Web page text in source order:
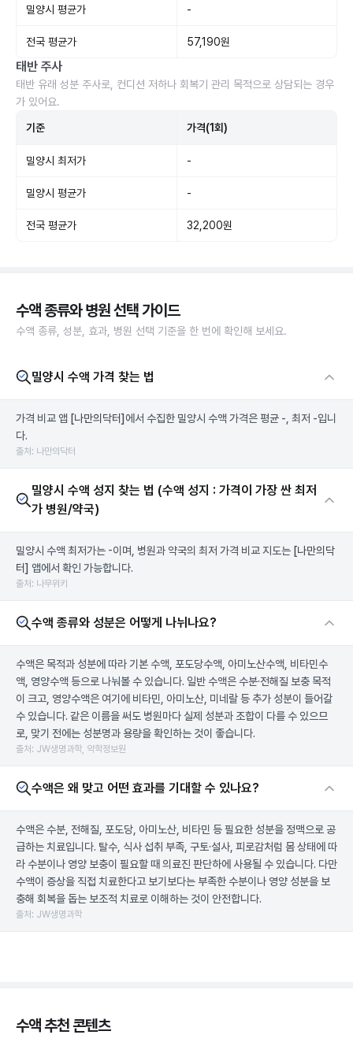
밀양시 평균가 -
전국 평균가 57,190원
태반 주사
태반 유래 성분 주사로, 컨디션 저하나 회복기 관리 목적으로 상담되는 경우
가 있어요.
기준 가격(1회)
밀양시 최저가 -
밀양시 평균가 -
전국 평균가 32,200원
수액 종류와 병원 선택 가이드
수액 종류, 성분, 효과, 병원 선택 기준을 한 번에 확인해 보세요.
밀양시 수액 가격 찾는 법
가격 비교 앱 [나만의닥터] 에서 수집한 밀양시 수액 가격은 평균 -, 최저 -입니
다.
출처: 나만의닥터
밀양시 수액 성지 찾는 법 (수액 성지 : 가격이 가장 싼 최저
가 병원/약국)
밀양시 수액 최저가는 -이며, 병원과 약국의 최저 가격 비교 지도는 [나만의닥
터] 앱에서 확인 가능합니다.
출처: 나무위키
수액 종류와 성분은 어떻게 나뉘나요?
수액은 목적과 성분에 따라 기본 수액, 포도당수액, 아미노산수액, 비타민수
액, 영양수액 등으로 나눠볼 수 있습니다. 일반 수액은 수분·전해질 보충 목적
이 크고, 영양수액은 여기에 비타민, 아미노산, 미네랄 등 추가 성분이 들어갈
수 있습니다. 같은 이름을 써도 병원마다 실제 성분과 조합이 다를 수 있으므
로, 맞기 전에는 성분명과 용량을 확인하는 것이 좋습니다.
출처: JW생명과학, 약학정보원
수액은 왜 맞고 어떤 효과를 기대할 수 있나요?
수액은 수분, 전해질, 포도당, 아미노산, 비타민 등 필요한 성분을 정맥으로 공
급하는 치료입니다. 탈수, 식사 섭취 부족, 구토·설사, 피로감처럼 몸 상태에 따
라 수분이나 영양 보충이 필요할 때 의료진 판단하에 사용될 수 있습니다. 다만
수액이 증상을 직접 치료한다고 보기보다는 부족한 수분이나 영양 성분을 보
충해 회복을 돕는 보조적 치료로 이해하는 것이 안전합니다.
출처: JW생명과학
수액 추천 콘텐츠